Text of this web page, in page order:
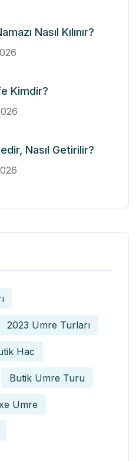
Nasıl Kılınır?
Kimdir?
Nasıl Getirilir?
2023 Umre Turları
Hac
Butik Umre Turu
Umre